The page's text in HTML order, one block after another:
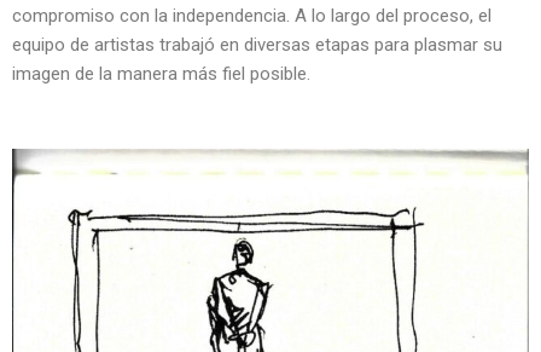
compromiso con la independencia. A lo largo del proceso, el
equipo de artistas trabajó en diversas etapas para plasmar su
imagen de la manera más fiel posible.